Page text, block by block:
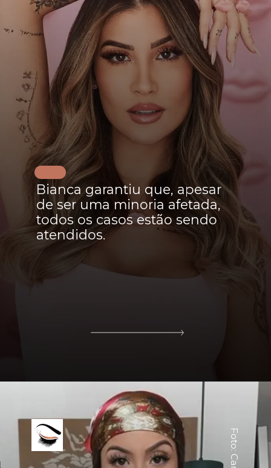
Bianca garantiu que, apesar
de ser uma minoria afetada,
todos os casos estão sendo
atendidos.
Foto: Canva